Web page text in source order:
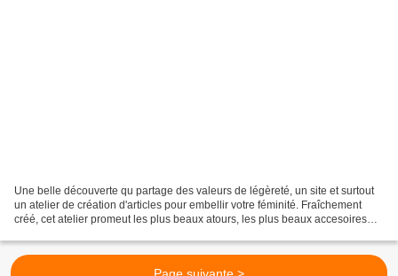
Une belle découverte qu partage des valeurs de légèreté, un site et surtout
un atelier de création d'articles pour embellir votre féminité. Fraîchement
créé, cet atelier promeut les plus beaux atours, les plus beaux accesoires
Page suivante >